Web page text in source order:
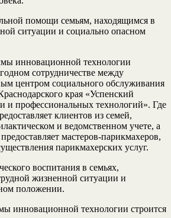
помощи семьям, находящимся в
ситуации и социально опасном
инновационной технологии
сотрудничестве между
центром социального обслуживания
края «Успенский
и профессиональных технологий». Где
клиентов из семей,
и ведомственном учете, а
предоставляет мастеров-парикмахеров,
парикмахерских услуг.
воспитания в семьях,
жизненной ситуации и
положении.
инновационной технологии строится